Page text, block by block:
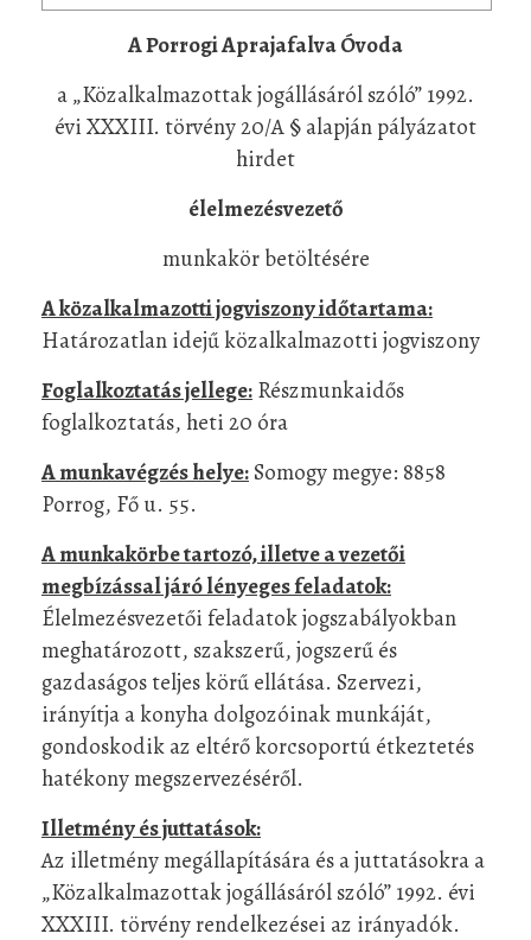
A Porrogi Aprajafalva Óvoda
a „Közalkalmazottak jogállásáról szóló” 1992.
évi XXXIII. törvény 20/A § alapján pályázatot
hirdet
élelmezésvezető
munkakör betöltésére
A közalkalmazotti jogviszony időtartama:
Határozatlan idejű közalkalmazotti jogviszony
Foglalkoztatás jellege: Részmunkaidős
foglalkoztatás, heti 20 óra
A munkavégzés helye: Somogy megye: 8858
Porrog, Fő u. 55.
A munkakörbe tartozó, illetve a vezetői
megbízással járó lényeges feladatok:
Élelmezésvezetői feladatok jogszabályokban
meghatározott, szakszerű, jogszerű és
gazdaságos teljes körű ellátása. Szervezi,
irányítja a konyha dolgozóinak munkáját,
gondoskodik az eltérő korcsoportú étkeztetés
hatékony megszervezéséről.
Illetmény és juttatások:
Az illetmény megállapítására és a juttatásokra a
„Közalkalmazottak jogállásáról szóló” 1992. évi
XXXIII. törvény rendelkezései az irányadók.